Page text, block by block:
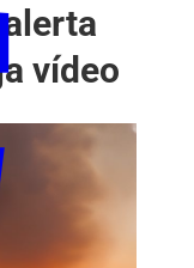
vídeo